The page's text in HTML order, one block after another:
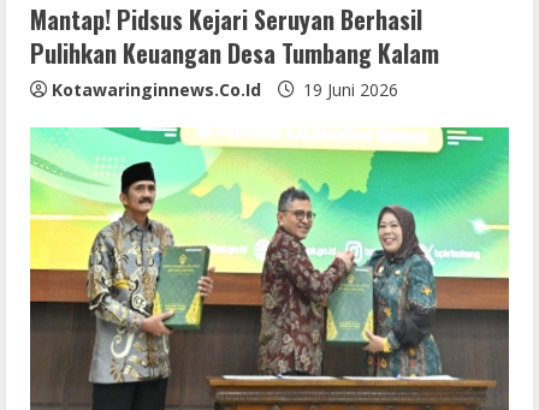
Mantap! Pidsus Kejari Seruyan Berhasil
Pulihkan Keuangan Desa Tumbang Kalam
Kotawaringinnews.co.id 19 Juni 2026